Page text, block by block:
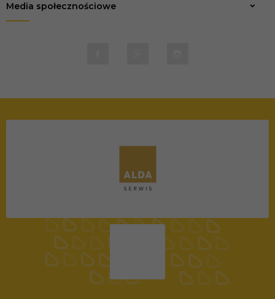
Media społecznościowe